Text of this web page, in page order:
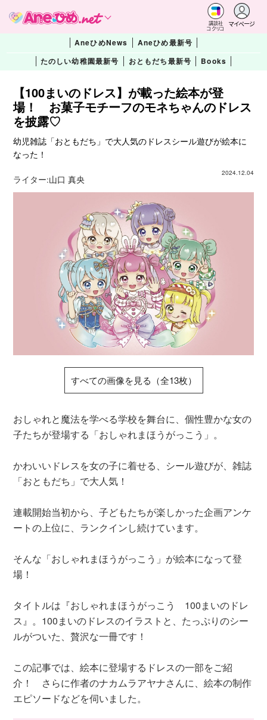
講談社
コクリコ
マイページ
AneひめNews
Aneひめ最新号
たのしい幼稚園最新号
おともだち最新号 Books
【100まいのドレス】が載った絵本が登
場！ お菓子モチーフのモネちゃんのドレス
を披露♡
幼児雑誌「おともだち」で大人気のドレスシール遊びが絵本に
なった！
2024.12.04
ライター:山口 真央
すべての画像を見る（全13枚）
おしゃれと魔法を学べる学校を舞台に、個性豊かな女の
子たちが登場する「おしゃれまほうがっこう」。
かわいいドレスを女の子に着せる、シール遊びが、雑誌
「おともだち」で大人気！
連載開始当初から、子どもたちが楽しかった企画アンケ
ートの上位に、ランクインし続けています。
そんな「おしゃれまほうがっこう」が絵本になって登
場！
タイトルは『おしゃれまほうがっこう 100まいのドレ
ス』。100まいのドレスのイラストと、たっぷりのシー
ルがついた、贅沢な一冊です！
この記事では、絵本に登場するドレスの一部をご紹
介！ さらに作者のナカムラアヤナさんに、絵本の制作
エピソードなどを伺いました。